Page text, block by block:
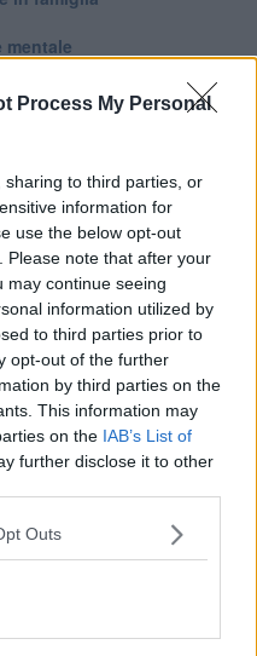
Process My Personal
to third parties, or
information for
use the below opt-out
Please note that after your
may continue seeing
information utilized by
to third parties prior to
opt-out of the further
by third parties on the
This information may
on the IAB’s List of
further disclose it to other
Outs
non